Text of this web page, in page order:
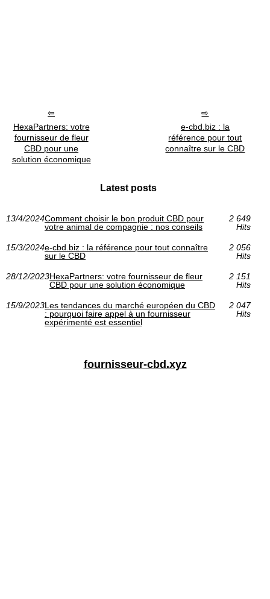
HexaPartners: votre
fournisseur de fleur
CBD pour une
solution économique
e-cbd.biz : la
référence pour tout
connaître sur le CBD
Latest posts
13/4/2024Comment choisir le bon produit CBD pour
votre animal de compagnie : nos conseils
2 649
Hits
15/3/2024e-cbd.biz : la référence pour tout connaître
sur le CBD
2 056
Hits
28/12/2023HexaPartners: votre fournisseur de fleur
CBD pour une solution économique
2 151
Hits
15/9/2023Les tendances du marché européen du CBD
: pourquoi faire appel à un fournisseur
expérimenté est essentiel
2 047
Hits
fournisseur-cbd.xyz